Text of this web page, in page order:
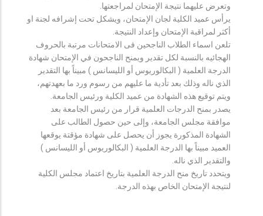
وتعرض عليهما نتيجة الإمتحان لمراجعتها.
يرأس عميد الكلية لجان الإمتحان، ويشكل تحت إشرافه لجنة او
أكثر لمراقبة الإمتحان وإعداد النتيجة.
تلعن اسماء الطلاب الناجحين فى الامتحانات مرتبة بالحروف
الهجائيه بالنسبة لكل تقدير ويمنح الناجحون في الإمتحان شهادة
الدرجة العلمية ( البكالوريوس أو الليسانس ) مبيناً بها التقدير
الذي ناله وذلك بعد تأدية ما عليهم من رسوم ورد ما بعهدتهم،
ويتم توقيع هذه الشهادة من عميد الكلية ورئيس الجامعة.
يصدر بمنح الدرجات العلمية قرار من رئيس الجامعة بعد
موافقة مجلس الجامعة، وإلى حين حصول الطالب على
الشهادة المذكورة يجوز أن يحصل على شهادة مؤقتة يوقعها
العميد مبيناً بها الدرجة العلمية ( البكالوريوس أو الليسانس )
والتقدير الذي ناله.
ويتحدد تاريخ منح الدرجة العلمية بتاريخ اعتماد مجلس الكلية
لنتيجة الإمتحان الخاص بهذه الدرجة.